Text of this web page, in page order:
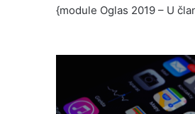
{module Oglas 2019 – U